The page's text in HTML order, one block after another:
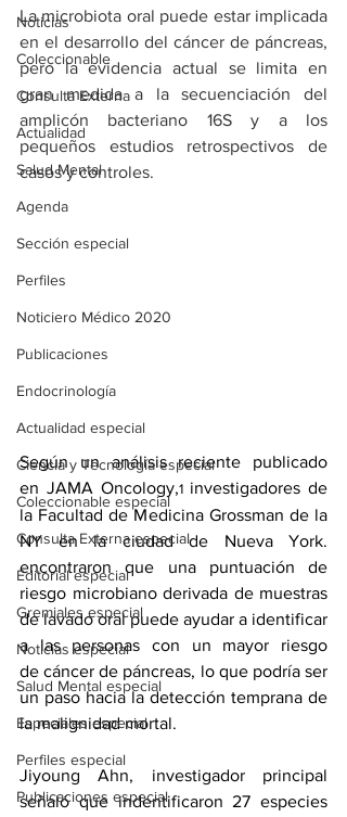
Noticias
Coleccionable
Consulta Externa
Actualidad
Salud Mental
Agenda
Sección especial
Perfiles
Noticiero Médico 2020
Publicaciones
Endocrinología
Actualidad especial
Ciencia y Tecnología especial
Coleccionable especial
Consulta Externa especial
Editorial especial
Gremiales especial
Noticias especial
Salud Mental especial
Especiales especial
Perfiles especial
Publicaciones especial
La microbiota oral puede estar implicada
en el desarrollo del cáncer de páncreas,
pero la evidencia actual se limita en
gran medida a la secuenciación del
amplicón bacteriano 16S y a los
pequeños estudios retrospectivos de
casos y controles.
Según un análisis reciente publicado
en JAMA Oncology,1 investigadores de
la Facultad de Medicina Grossman de la
NY en la ciudad de Nueva York.
encontraron que una puntuación de
riesgo microbiano derivada de muestras
de lavado oral puede ayudar a identificar
a las personas con un mayor riesgo
de cáncer de páncreas, lo que podría ser
un paso hacia la detección temprana de
la malignidad mortal.
Jiyoung Ahn, investigador principal
señaló que indentificaron 27 especies